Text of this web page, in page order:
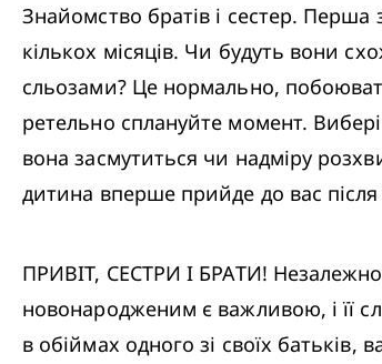
Знайомство братів і сестер.
кількох місяців. Чи будуть вони
сльозами? Це нормально,
ретельно сплануйте момент.
вона засмутиться чи надміру
дитина вперше прийде до вас
ПРИВІТ, СЕСТРИ І БРАТИ!
новонародженим є важливою, і її
в обіймах одного зі своїх